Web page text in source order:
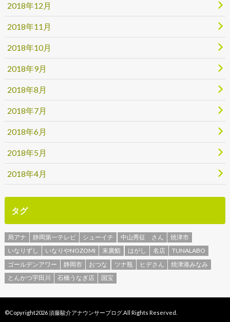
2018年12月
2018年11月
2018年10月
2018年9月
2018年8月
2018年7月
2018年6月
2018年5月
2018年4月
タグ
局アナ 静岡第一テレビ シューイチ 中山秀征 さん
焼津市
いなりずし
いなりやNOZOMI 末廣鮨 はがし 名店
TUNALABO
ゴールデンアワー
静岡市 おつな ツナ瓶 ヒデさん
焼津港みなみ
とんかつ宇田川
石橋うなぎ店 国宝
©Copyright2026須藤駿介アナウンサーブログ.All Rights Reserved.